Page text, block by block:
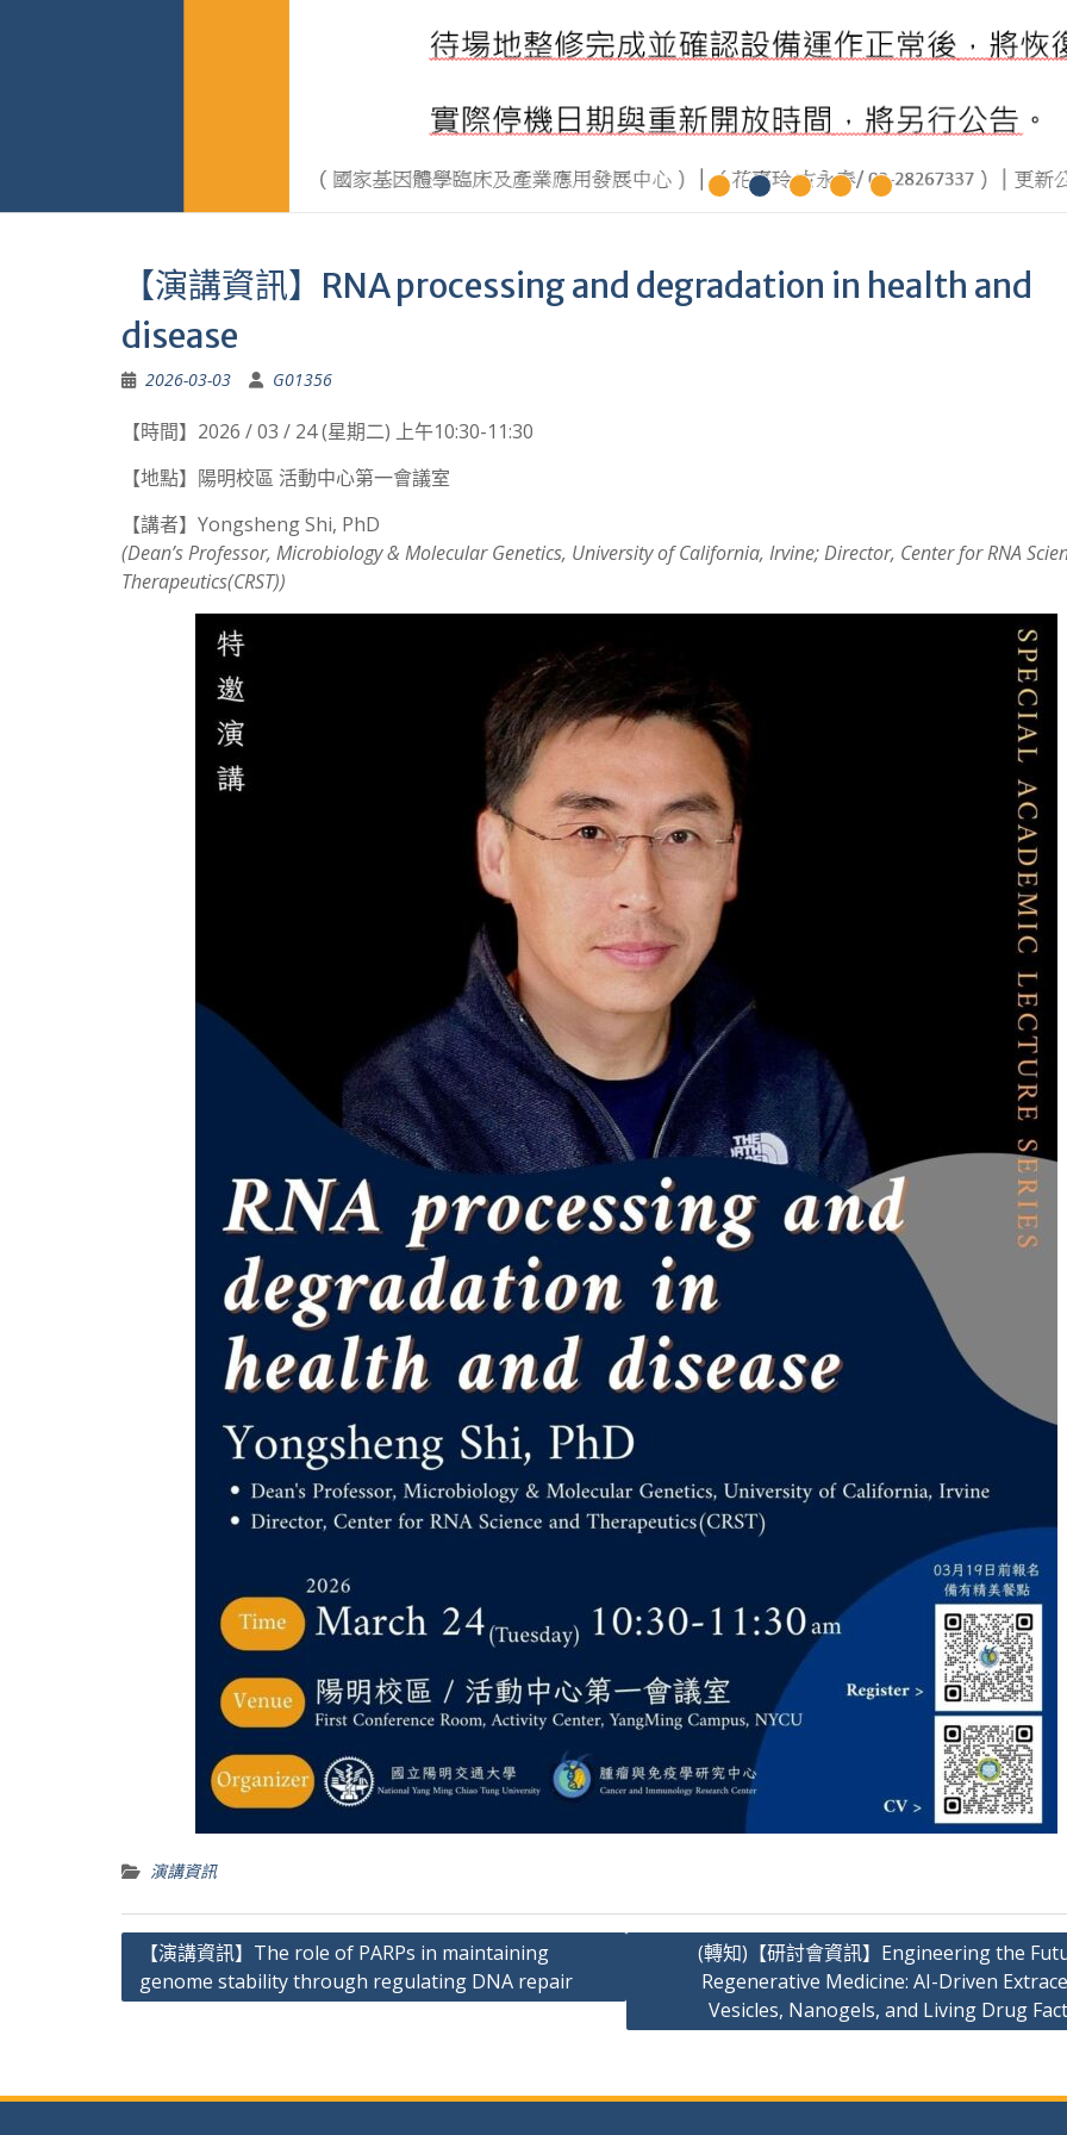
【演講資訊】RNA processing and degradation in health and
disease
2026-03-03 G01356
【時間】2026 / 03 / 24 (星期二) 上午10:30-11:30
【地點】陽明校區 活動中心第一會議室
【講者】Yongsheng Shi, PhD
(Dean’s Professor, Microbiology & Molecular Genetics, University of California, Irvine; Director, Center for RNA
Therapeutics(CRST))
演講資訊
章
【演講資訊】The role of PARPs in maintaining
genome stability through regulating DNA repair
(轉知)【研討會資訊】Engineering the
Regenerative Medicine: AI-Driven
Vesicles, Nanogels, and Living Drug